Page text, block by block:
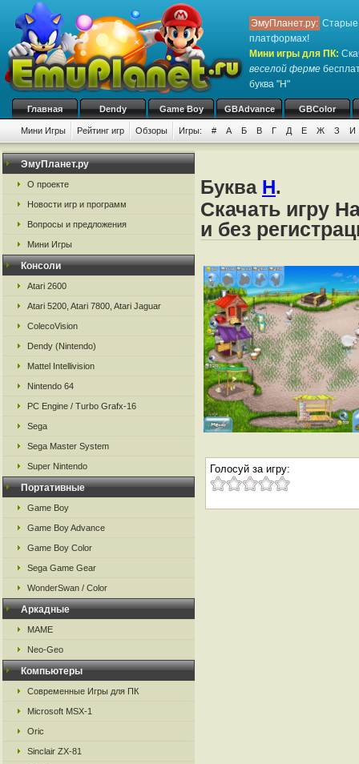
ЭмуПланет.ру: Старые
платформах!
Мини игры для ПК:
веселой ферме
буква "Н"
Главная Dendy Game Boy GBAdvance GBColor
Мини Игры Рейтинг игр Обзоры Игры: # А Б В Г Д Е Ж З И
ЭмуПланет.ру
О проекте
Новости игр и программ
Вопросы и предложения
Мини Игры
Консоли
Atari 2600
Atari 5200, Atari 7800, Atari Jaguar
ColecoVision
Dendy (Nintendo)
Mattel Intellivision
Nintendo 64
PC Engine / Turbo Grafx-16
Sega
Sega Master System
Super Nintendo
Портативные
Game Boy
Game Boy Advance
Game Boy Color
Sega Game Gear
WonderSwan / Color
Аркадные
MAME
Neo-Geo
Компьютеры
Современные Игры для ПК
Microsoft MSX-1
Oric
Sinclair ZX-81
Буква Н.
Скачать игру
и без
Голосуй за игру: